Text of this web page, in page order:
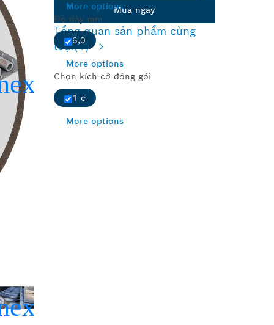
More options
Độ dày mm
6,0
More options
Chọn kích cỡ đóng gói
1 c
More options
Mua ngay
Tổng quan sản phẩm cùng
loại(1)